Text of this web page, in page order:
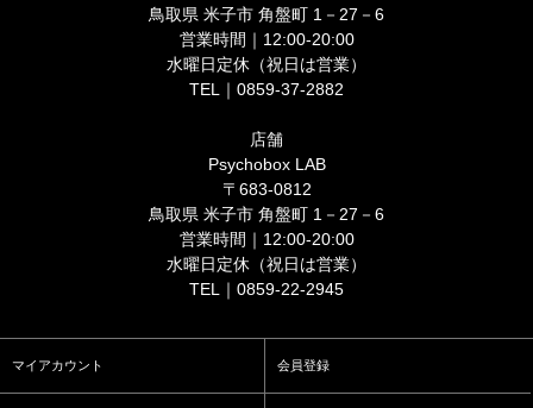
鳥取県 米子市 角盤町 1－27－6
営業時間｜12:00-20:00
水曜日定休（祝日は営業）
TEL｜0859-37-2882
店舗
Psychobox LAB
〒683-0812
鳥取県 米子市 角盤町 1－27－6
営業時間｜12:00-20:00
水曜日定休（祝日は営業）
TEL｜0859-22-2945
マイアカウント 会員登録